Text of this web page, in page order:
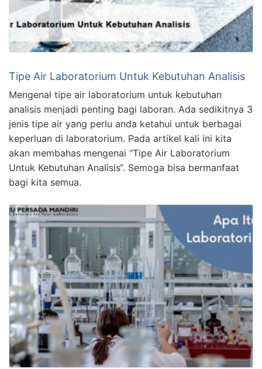
Tipe Air Laboratorium Untuk Kebutuhan Analisis
Mengenal tipe air laboratorium untuk kebutuhan
analisis menjadi penting bagi laboran. Ada sedikitnya 3
jenis tipe air yang perlu anda ketahui untuk berbagai
keperluan di laboratorium. Pada artikel kali ini kita
akan membahas mengenai “Tipe Air Laboratorium
Untuk Kebutuhan Analisis“. Semoga bisa bermanfaat
bagi kita semua.